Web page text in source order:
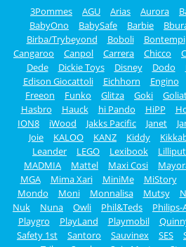
3Pommes AGU Arias Aurora
BabyOno
BabySafe Barbie
Birba/Trybeyond
Boboli Bontempi
Cangaroo
Canpol Carrera Chicco
Dede
Dickie Toys Disney Dodo
Edison Giocattoli
Eichhorn Engino
Freeon
Funko Glitza Goki
Hasbro
Hauck hi Pando HiPP
ION8
iWood Jakks Pacific Janet
Joie
KALOO KANZ Kiddy
Leander
LEGO Lexibook
MADMIA
Mattel Maxi Cosi
MGA
Mima Xari MiniMe MiStory
Mondo
Moni Monnalisa Mutsy
Nuk
Nuna Owli Phil&Teds Philips-
Playgro
PlayLand Playmobil
Safety 1st
Santoro Sauvinex SES